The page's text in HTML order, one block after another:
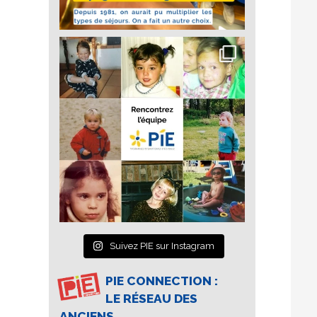
Suivez PIE sur Instagram
PIE CONNECTION :
LE RÉSEAU DES